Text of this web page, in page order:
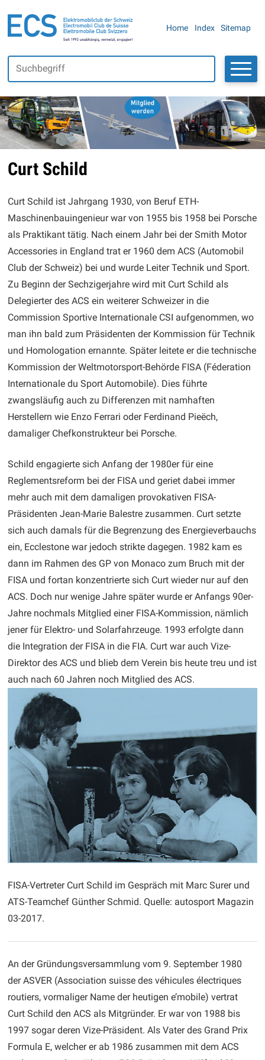
Navigieren in Elektromobilclub
Home Index Sitemap
Suchbegriff
Suche
Curt Schild
Curt Schild ist Jahrgang 1930, von Beruf ETH-
Maschinenbauingenieur war von 1955 bis 1958 bei Porsche
als Praktikant tätig. Nach einem Jahr bei der Smith Motor
Accessories in England trat er 1960 dem ACS (Automobil
Club der Schweiz) bei und wurde Leiter Technik und Sport.
Zu Beginn der Sechzigerjahre wird mit Curt Schild als
Delegierter des ACS ein weiterer Schweizer in die
Commission Sportive Internationale CSI aufgenommen, wo
man ihn bald zum Präsidenten der Kommission für Technik
und Homologation ernannte. Später leitete er die technische
Kommission der Weltmotorsport-Behörde FISA (Féderation
Internationale du Sport Automobile). Dies führte
zwangsläufig auch zu Differenzen mit namhaften
Herstellern wie Enzo Ferrari oder Ferdinand Pieëch,
damaliger Chefkonstrukteur bei Porsche.
Schild engagierte sich Anfang der 1980er für eine
Reglementsreform bei der FISA und geriet dabei immer
mehr auch mit dem damaligen provokativen FISA-
Präsidenten Jean-Marie Balestre zusammen. Curt setzte
sich auch damals für die Begrenzung des Energieverbauchs
ein, Ecclestone war jedoch strikte dagegen. 1982 kam es
dann im Rahmen des GP von Monaco zum Bruch mit der
FISA und fortan konzentrierte sich Curt wieder nur auf den
ACS. Doch nur wenige Jahre später wurde er Anfangs 90er-
Jahre nochmals Mitglied einer FISA-Kommission, nämlich
jener für Elektro- und Solarfahrzeuge. 1993 erfolgte dann
die Integration der FISA in die FIA. Curt war auch Vize-
Direktor des ACS und blieb dem Verein bis heute treu und ist
auch nach 60 Jahren noch Mitglied des ACS.
FISA-Vertreter Curt Schild im Gespräch mit Marc Surer und
ATS-Teamchef Günther Schmid. Quelle: autosport Magazin
03-2017.
An der Gründungsversammlung vom 9. September 1980
der ASVER (Association suisse des véhicules électriques
routiers, vormaliger Name der heutigen e’mobile) vertrat
Curt Schild den ACS als Mitgründer. Er war von 1988 bis
1997 sogar deren Vize-Präsident. Als Vater des Grand Prix
Formula E, welcher er ab 1986 zusammen mit dem ACS